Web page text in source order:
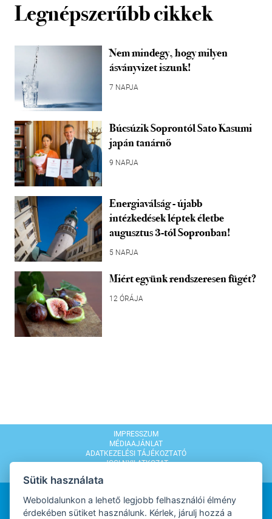
Legnépszerűbb cikkek
Nem mindegy, hogy milyen
ásványvizet iszunk!
7 NAPJA
Búcsúzik Soprontól Sato Kasumi
japán tanárnő
9 NAPJA
Energiaválság - újabb
intézkedések léptek életbe
augusztus 3-tól Sopronban!
5 NAPJA
Miért együnk rendszeresen fügét?
12 ÓRÁJA
IMPRESSZUM
MÉDIAAJÁNLAT
ADATKEZELÉSI TÁJÉKOZTATÓ
JOGI NYILATKOZAT
Sütik használata
Weboldalunkon a lehető legjobb felhasználói élmény
érdekében sütiket használunk. Kérlek, járulj hozzá a